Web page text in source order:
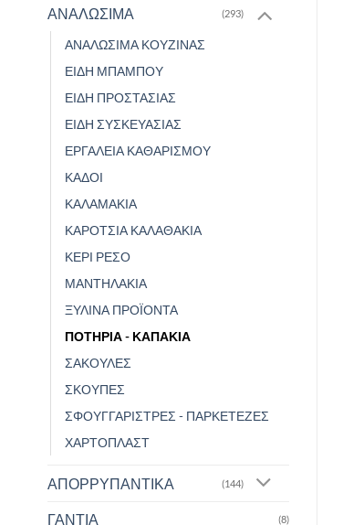
ΑΝΑΛΩΣΙΜΑ (293)
ΑΝΑΛΩΣΙΜΑ ΚΟΥΖΙΝΑΣ
ΕΙΔΗ ΜΠΑΜΠΟΥ
ΕΙΔΗ ΠΡΟΣΤΑΣΙΑΣ
ΕΙΔΗ ΣΥΣΚΕΥΑΣΙΑΣ
ΕΡΓΑΛΕΙΑ ΚΑΘΑΡΙΣΜΟΥ
ΚΑΔΟΙ
ΚΑΛΑΜΑΚΙΑ
ΚΑΡΟΤΣΙΑ ΚΑΛΑΘΑΚΙΑ
ΚΕΡΙ ΡΕΣΟ
ΜΑΝΤΗΛΑΚΙΑ
ΞΥΛΙΝΑ ΠΡΟΪΟΝΤΑ
ΠΟΤΗΡΙΑ - ΚΑΠΑΚΙΑ
ΣΑΚΟΥΛΕΣ
ΣΚΟΥΠΕΣ
ΣΦΟΥΓΓΑΡΙΣΤΡΕΣ - ΠΑΡΚΕΤΕΖΕΣ
ΧΑΡΤΟΠΛΑΣΤ
ΑΠΟΡΡΥΠΑΝΤΙΚΑ (144)
ΓΑΝΤΙΑ (8)